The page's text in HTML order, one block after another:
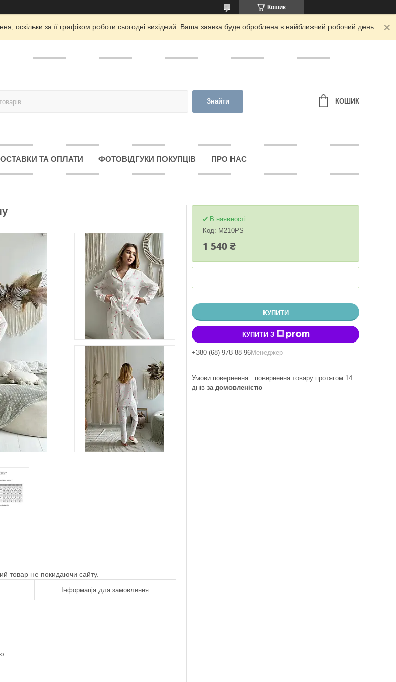
Кошик
оскільки за її графіком роботи сьогодні вихідний. Ваша заявка буде оброблена в найближчий робочий день.
Знайти КОШИК
ТА ОПЛАТИ ФОТОВІДГУКИ ПОКУПЦІВ ПРО НАС
товар не покидаючи сайту.
Інформація для замовлення
В наявності
Код: M210PS
1 540 ₴
КУПИТИ
КУПИТИ З
+380 (68) 978-88-96Менеджер
повернення товару протягом 14
днів за домовленістю